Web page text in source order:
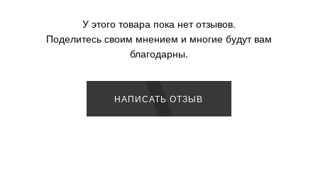
У этого товара пока нет отзывов.
Поделитесь своим мнением и многие будут вам
благодарны.
НАПИСАТЬ ОТЗЫВ